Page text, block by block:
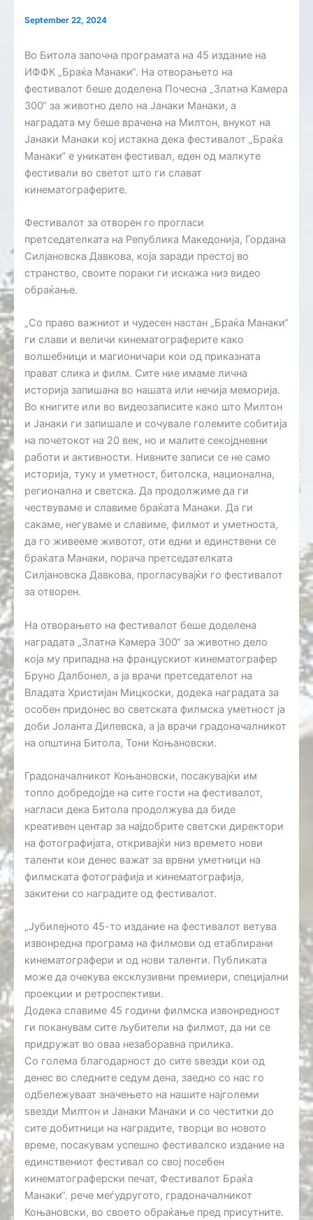
September 22, 2024
Во Битола започна програмата на 45 издание на
ИФФК „Браќа Манаки“. На отворањето на
фестивалот беше доделена Почесна „Златна Камера
300“ за животно дело на Јанаки Манаки, а
наградата му беше врачена на Милтон, внукот на
Јанаки Манаки кој истакна дека фестивалот „Браќа
Манаки“ е уникатен фестивал, еден од малкуте
фестивали во светот што ги слават
кинематограферите.
Фестивалот за отворен го прогласи
претседателката на Република Македонија, Гордана
Силјановска Давкова, која заради престој во
странство, своите пораки ги искажа низ видео
обраќање.
„Со право важниот и чудесен настан „Браќа Манаки“
ги слави и величи кинематограферите како
волшебници и магионичари кои од приказната
прават слика и филм. Сите ние имаме лична
историја запишана во нашата или нечија меморија.
Во книгите или во видеозаписите како што Милтон
и Јанаки ги запишале и сочувале големите собитија
на почетокот на 20 век, но и малите секојдневни
работи и активности. Нивните записи се не само
историја, туку и уметност, битолска, национална,
регионална и светска. Да продолжиме да ги
чествуваме и славиме браќата Манаки. Да ги
сакаме, негуваме и славиме, филмот и уметноста,
да го живееме животот, оти едни и единствени се
браќата Манаки, порача претседателката
Силјановска Давкова, прогласувајќи го фестивалот
за отворен.
На отворањето на фестивалот беше доделена
наградата „Златна Камера 300“ за животно дело
која му припадна на францускиот кинематографер
Бруно Далбонел, а ја врачи претседателот на
Владата Христијан Мицкоски, додека наградата за
особен придонес во светската филмска уметност ја
доби Јоланта Дилевска, а ја врачи градоначалникот
на општина Битола, Тони Коњановски.
Градоначалникот Коњановски, посакувајќи им
топло добредојде на сите гости на фестивалот,
нагласи дека Битола продолжува да биде
креативен центар за најдобрите светски директори
на фотографијата, откривајќи низ времето нови
таленти кои денес важат за врвни уметници на
филмската фотографија и кинематографија,
закитени со наградите од фестивалот.
„Јубилејното 45-то издание на фестивалот ветува
извонредна програма на филмови од етаблирани
кинематографери и од нови таленти. Публиката
може да очекува ексклузивни премиери, специјални
проекции и ретроспективи.
Додека славиме 45 години филмска извонредност
ги поканувам сите љубители на филмот, да ни се
придружат во оваа незаборавна прилика.
Со голема благодарност до сите ѕвезди кои од
денес во следните седум дена, заедно со нас го
одбележуваат значењето на нашите најголеми
ѕвезди Милтон и Јанаки Манаки и со честитки до
сите добитници на наградите, творци во новото
време, посакувам успешно фестивалско издание на
единствениот фестивал со свој посебен
кинематограферски печат, Фестивалот Браќа
Манаки“. рече меѓудругото, градоначалникот
Коњановски, во своето обраќање пред присутните.